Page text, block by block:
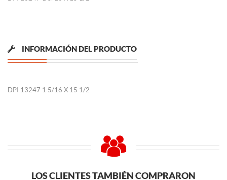
INFORMACIÓN DEL PRODUCTO
DPI 13247 1 5/16 X 15 1/2
LOS CLIENTES TAMBIÉN COMPRARON